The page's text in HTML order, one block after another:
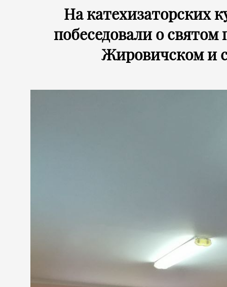
На катехизаторских
побеседовали о
Жировичском и